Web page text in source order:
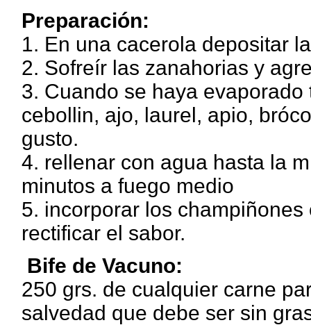
Preparación:
1. En una cacerola depositar
2. Sofreír las zanahorias y
3. Cuando se haya
cebollin, ajo, laurel, apio,
gusto.
4. rellenar con agua hasta la
minutos a fuego medio
5. incorporar los
rectificar el sabor.
Bife de Vacuno:
250 grs. de cualquier carne
salvedad que debe ser sin